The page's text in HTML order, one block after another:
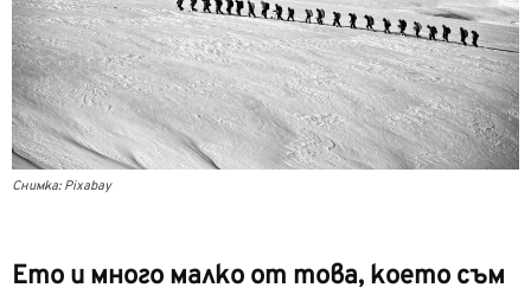
Снимка: Pixabay
Ето и много малко от това, което съм